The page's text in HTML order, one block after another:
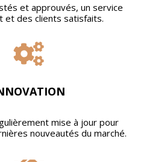
et approuvés, un service
et des clients satisfaits.

mise à jour pour
nouveautés du marché.